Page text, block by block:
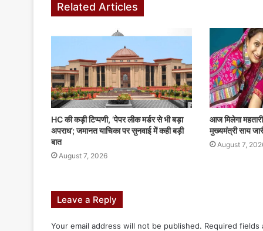
Related Articles
HC की कड़ी टिप्पणी, ‘पेपर लीक मर्डर से भी बड़ा
अपराध’; जमानत याचिका पर सुनवाई में कही बड़ी
बात
August 7, 2026
आज मिलेगा
मुख्यमंत्री साय
August 7,
Leave a Reply
Your email address will not be published. Required fields